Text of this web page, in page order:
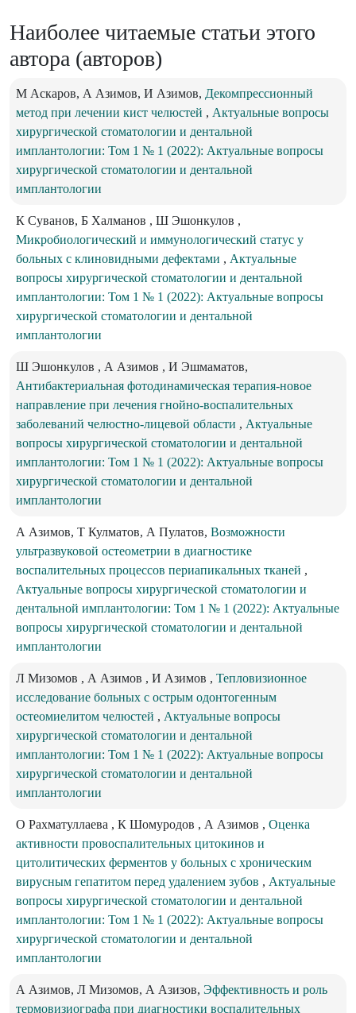
Наиболее читаемые статьи этого
автора (авторов)
М Аскаров, А Азимов, И Азимов, Декомпрессионный
метод при лечении кист челюстей , Актуальные вопросы
хирургической стоматологии и дентальной
имплантологии: Том 1 № 1 (2022): Актуальные вопросы
хирургической стоматологии и дентальной
имплантологии
К Суванов, Б Халманов , Ш Эшонкулов ,
Микробиологический и иммунологический статус у
больных с клиновидными дефектами , Актуальные
вопросы хирургической стоматологии и дентальной
имплантологии: Том 1 № 1 (2022): Актуальные вопросы
хирургической стоматологии и дентальной
имплантологии
Ш Эшонкулов , А Азимов , И Эшмаматов,
Антибактериальная фотодинамическая терапия-новое
направление при лечения гнойно-воспалительных
заболеваний челюстно-лицевой области , Актуальные
вопросы хирургической стоматологии и дентальной
имплантологии: Том 1 № 1 (2022): Актуальные вопросы
хирургической стоматологии и дентальной
имплантологии
А Азимов, Т Кулматов, А Пулатов, Возможности
ультразвуковой остеометрии в диагностике
воспалительных процессов периапикальных тканей ,
Актуальные вопросы хирургической стоматологии и
дентальной имплантологии: Том 1 № 1 (2022): Актуальные
вопросы хирургической стоматологии и дентальной
имплантологии
Л Мизомов , А Азимов , И Азимов , Тепловизионное
исследование больных с острым одонтогенным
остеомиелитом челюстей , Актуальные вопросы
хирургической стоматологии и дентальной
имплантологии: Том 1 № 1 (2022): Актуальные вопросы
хирургической стоматологии и дентальной
имплантологии
O Рахматуллаева , К Шомуродов , А Азимов , Оценка
активности провоспалительных цитокинов и
цитолитических ферментов у больных с хроническим
вирусным гепатитом перед удалением зубов , Актуальные
вопросы хирургической стоматологии и дентальной
имплантологии: Том 1 № 1 (2022): Актуальные вопросы
хирургической стоматологии и дентальной
имплантологии
А Азимов, Л Мизомов, А Азизов, Эффективность и роль
термовизиографа при диагностики воспалительных